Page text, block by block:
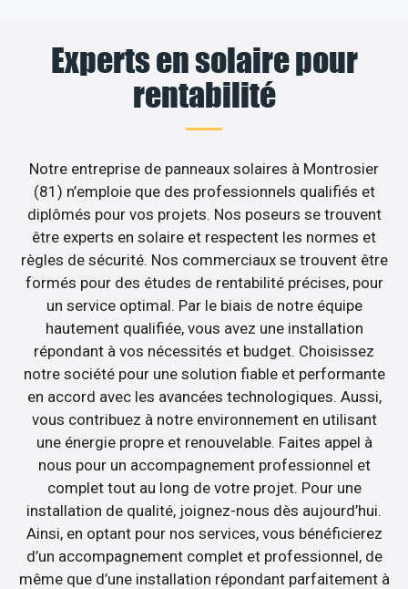
Experts en solaire pour
rentabilité
Notre entreprise de panneaux solaires à Montrosier
(81) n’emploie que des professionnels qualifiés et
diplômés pour vos projets. Nos poseurs se trouvent
être experts en solaire et respectent les normes et
règles de sécurité. Nos commerciaux se trouvent être
formés pour des études de rentabilité précises, pour
un service optimal. Par le biais de notre équipe
hautement qualifiée, vous avez une installation
répondant à vos nécessités et budget. Choisissez
notre société pour une solution fiable et performante
en accord avec les avancées technologiques. Aussi,
vous contribuez à notre environnement en utilisant
une énergie propre et renouvelable. Faites appel à
nous pour un accompagnement professionnel et
complet tout au long de votre projet. Pour une
installation de qualité, joignez-nous dès aujourd’hui.
Ainsi, en optant pour nos services, vous bénéficierez
d’un accompagnement complet et professionnel, de
même que d’une installation répondant parfaitement à